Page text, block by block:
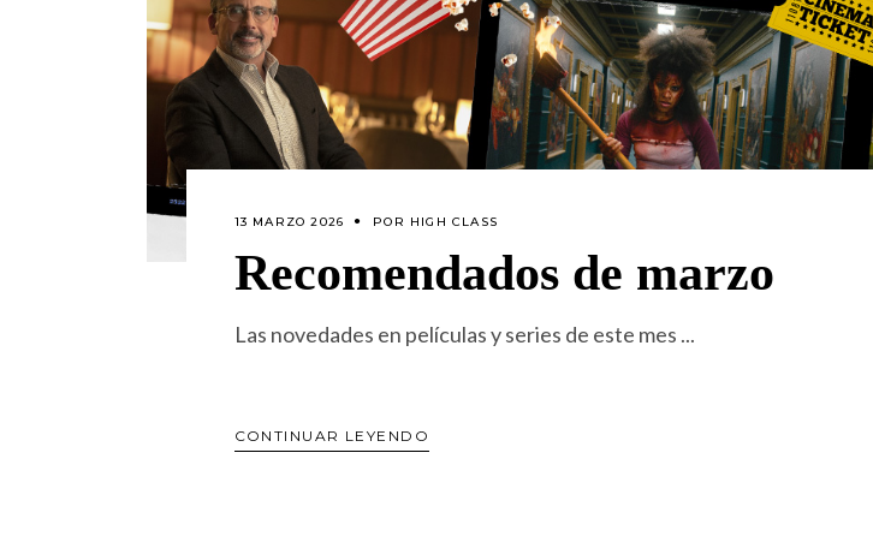
13 MARZO 2026 POR HIGH CLASS
Recomendados de marzo
Las novedades en películas y series de este mes
CONTINUAR LEYENDO